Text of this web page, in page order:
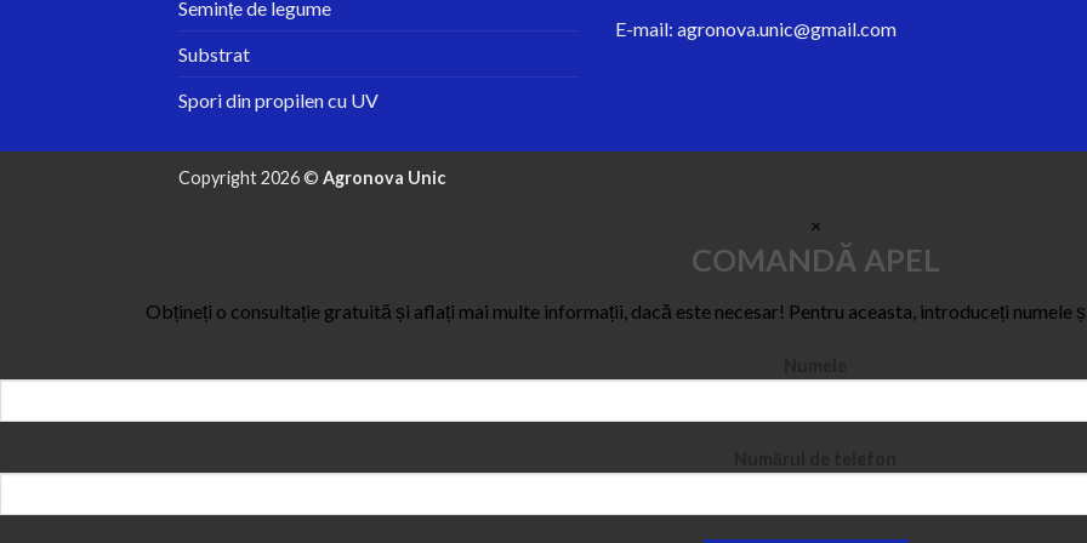
Semințe de legume
Substrat
Spori din propilen cu UV
E-mail: agronova.unic@gmail.com
Copyright 2026 © Agronova Unic
×
COMANDĂ APEL
Obțineți o consultație gratuită și aflați mai multe informații, dacă este necesar! Pentru aceasta, introduceți numele